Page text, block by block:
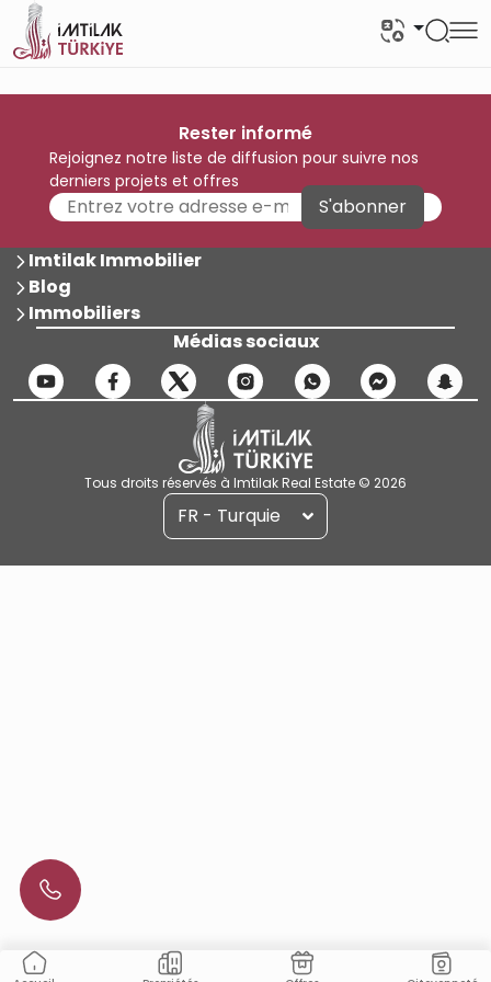
Rester informé
Rejoignez notre liste de diffusion pour suivre nos
derniers projets et offres
S'abonner
Imtilak Immobilier
Blog
Immobiliers
Médias sociaux
Tous droits réservés à Imtilak Real Estate © 2026
FR - Turquie